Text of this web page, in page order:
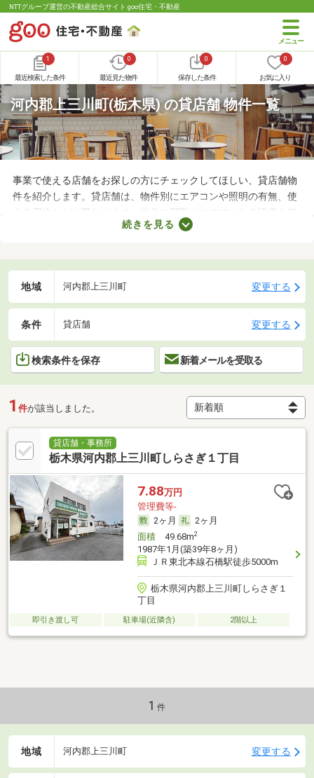
NTTグループ運営の不動産総合サイト goo住宅・不動産
1
最近検索した条件
0
最近見た物件
0
保存した条件
0
お気に入り
河内郡上三川町(栃木県) の貸店舗 物件一覧
事業で使える店舗をお探しの方にチェックしてほしい、貸店舗物
件を紹介します。貸店舗は、物件別にエアコンや照明の有無、使
える用途などが異なります。物件の間取りやすでにある設備を確
認したうえで、内見を申し込むことがおすすめです。店舗の家賃
しょう。
続きを見る
地域 河内郡上三川町 変更する
条件 貸店舗 変更する
検索条件を保存 新着メールを受取る
1 件が該当しました。
貸店舗・事務所
栃木県河内郡上三川町しらさぎ１丁目
7.88万円
管理費等-
2ヶ月
2ヶ月
面積49.68m2
1987年1月(築39年8ヶ月)
ＪＲ東北本線石橋駅徒歩5000m
栃木県河内郡上三川町しらさぎ１
丁目
即引き渡し可 駐車場(近隣含) 2階以上
1 件
地域 河内郡上三川町 変更する